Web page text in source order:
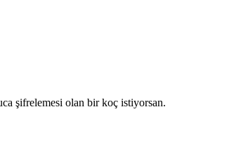
şifrelemesi olan bir koç istiyorsan.